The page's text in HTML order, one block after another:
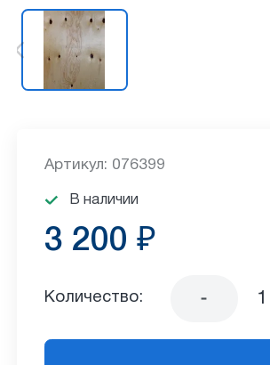
Артикул: 076399
В наличии
3 200 ₽
Количество: